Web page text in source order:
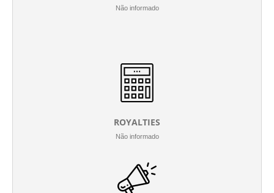
Não informado
ROYALTIES
Não informado